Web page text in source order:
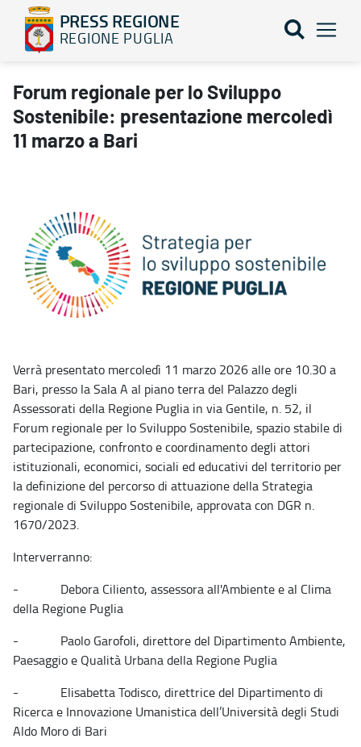
PRESS REGIONE
REGIONE PUGLIA
Forum regionale per lo Sviluppo Sostenibile: presentazione
Forum regionale per lo Sviluppo
Sostenibile: presentazione mercoledì
11 marzo a Bari
Verrà presentato mercoledì 11 marzo 2026 alle ore 10.30 a
Bari, presso la Sala A al piano terra del Palazzo degli
Assessorati della Regione Puglia in via Gentile, n. 52, il
Forum regionale per lo Sviluppo Sostenibile, spazio stabile di
partecipazione, confronto e coordinamento degli attori
istituzionali, economici, sociali ed educativi del territorio per
la definizione del percorso di attuazione della Strategia
regionale di Sviluppo Sostenibile, approvata con DGR n.
1670/2023.
Interverranno:
- Debora Ciliento, assessora all'Ambiente e al Clima
della Regione Puglia
- Paolo Garofoli, direttore del Dipartimento Ambiente,
Paesaggio e Qualità Urbana della Regione Puglia
- Elisabetta Todisco, direttrice del Dipartimento di
Ricerca e Innovazione Umanistica dell’Università degli Studi
Aldo Moro di Bari